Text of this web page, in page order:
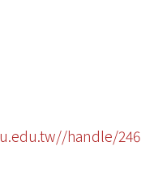
handle/246